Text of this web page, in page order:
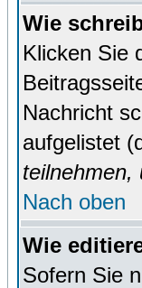
Wie
Klicken Sie
Nachricht
aufgelistet
teilnehmen,
Nach oben
Wie
Sofern Sie